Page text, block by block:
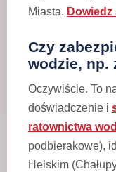
Miasta.
Czy
wodzie, np.
Oczywiście. To
doświadczenie i
ratownictwa
podbierakowe),
Helskim